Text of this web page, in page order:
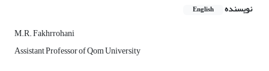
نویسنده English
M.R. Fakhrrohani
Assistant Professor of Qom University